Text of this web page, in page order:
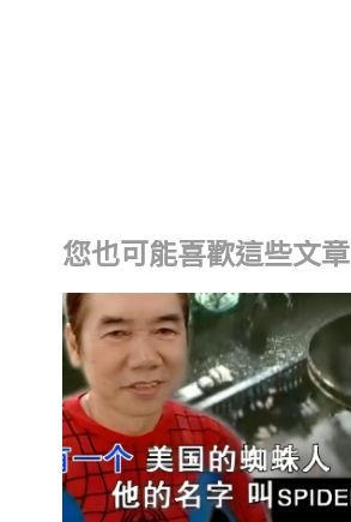
您也可能喜歡這些文章